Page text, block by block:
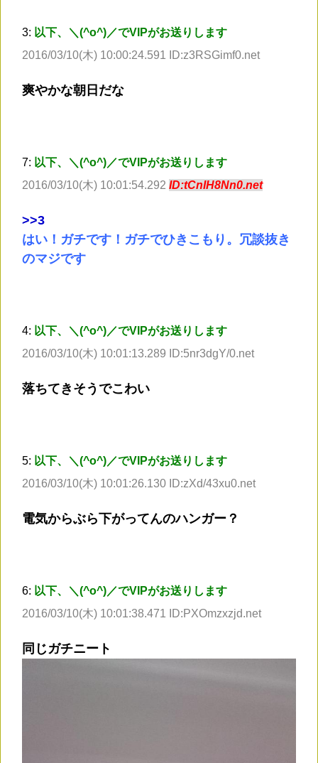
3: 以下、＼(^o^)／でVIPがお送りします
2016/03/10(木) 10:00:24.591 ID:z3RSGimf0.net
爽やかな朝日だな
7: 以下、＼(^o^)／でVIPがお送りします
2016/03/10(木) 10:01:54.292 ID:tCnIH8Nn0.net
>>3
はい！ガチです！ガチでひきこもり。冗談抜き
のマジです
4: 以下、＼(^o^)／でVIPがお送りします
2016/03/10(木) 10:01:13.289 ID:5nr3dgY/0.net
落ちてきそうでこわい
5: 以下、＼(^o^)／でVIPがお送りします
2016/03/10(木) 10:01:26.130 ID:zXd/43xu0.net
電気からぶら下がってんのハンガー？
6: 以下、＼(^o^)／でVIPがお送りします
2016/03/10(木) 10:01:38.471 ID:PXOmzxzjd.net
同じガチニート